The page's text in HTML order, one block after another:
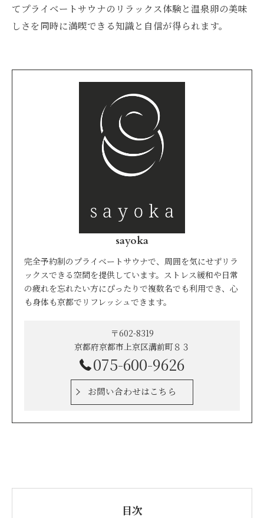
てプライベートサウナのリラックス体験と温泉卵の美味
しさを同時に満喫できる知識と自信が得られます。
sayoka
完全予約制のプライベートサウナで、周囲を気にせずリラ
ックスできる空間を提供しています。ストレス緩和や日常
の疲れを忘れたい方にぴったりで複数名でも利用でき、心
も身体も京都でリフレッシュできます。
〒602-8319
京都府京都市上京区溝前町８３
075-600-9626
お問い合わせはこちら
目次